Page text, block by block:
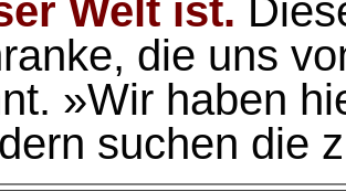
Welt ist.
die uns
»Wir haben
suchen die